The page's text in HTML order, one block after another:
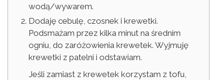
wodą/wywarem.
Dodaję cebulę, czosnek i krewetki.
Podsmażam przez kilka minut na średnim
ogniu, do zaróżowienia krewetek. Wyjmuję
krewetki z patelni i odstawiam.
Jeśli zamiast z krewetek korzystam z tofu,